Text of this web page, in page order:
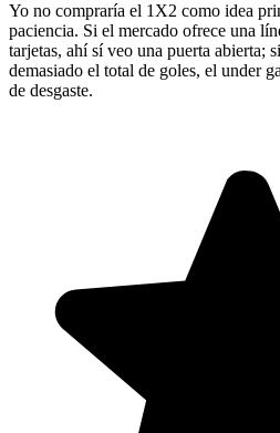
Yo no compraría el 1X2 como idea
paciencia. Si el mercado ofrece una
tarjetas, ahí sí veo una puerta abierta;
demasiado el total de goles, el under
de desgaste.